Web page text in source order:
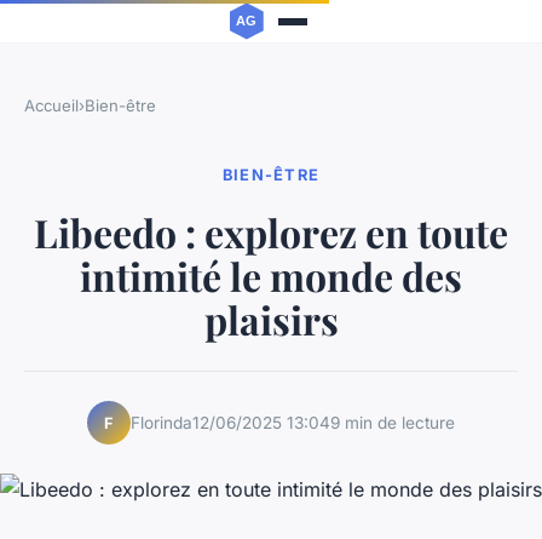
Accueil›Bien-être
BIEN-ÊTRE
Libeedo : explorez en toute
intimité le monde des
plaisirs
F Florinda12/06/2025 13:049 min de lecture